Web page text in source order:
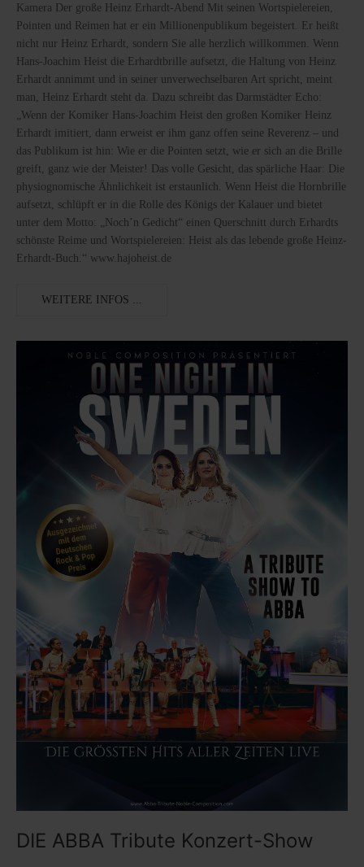
Kamera Der große Heinz Erhardt-Abend Mit seinen Wortspielereien,
Pointen und Reimen hat er ein Millionenpublikum begeistert. Er heißt
nicht nur Heinz Erhardt, sondern Sie alle herzlich willkommen. Wenn
Hans-Joachim Heist die Erhardtbrille aufsetzt, die Haltung von Heinz
Erhardt annimmt und in seiner unverwechselbaren Art spricht, meint
man, Heinz Erhardt steht da. Dazu schreibt das Darmstädter Echo:
„Wenn der Komiker Hans-Joachim Heist den großen Komiker Heinz
Erhardt imitiert, dann erweist er ihm ganz offen seine Reverenz – und
das Publikum ist hin: Wie er die Pointen setzt, wie er sich an die Brille
greift, ganz wie der Meister! Das volle Gesicht, das spärliche Haar: Die
physiognomische Ähnlichkeit ist erstaunlich. Wenn Heist die Hornbrille
aufsetzt, schlüpft er in die Rolle des Königs der Kalauer und bietet
unter dem Motto: „Noch’n Gedicht“ einen Querschnitt durch Erhardts
schönste Reime und Wortspielereien: Heist als das lebende große Heinz-
Erhardt-Buch.“ www.hajoheist.de
WEITERE INFOS ...
DIE ABBA Tribute Konzert-Show